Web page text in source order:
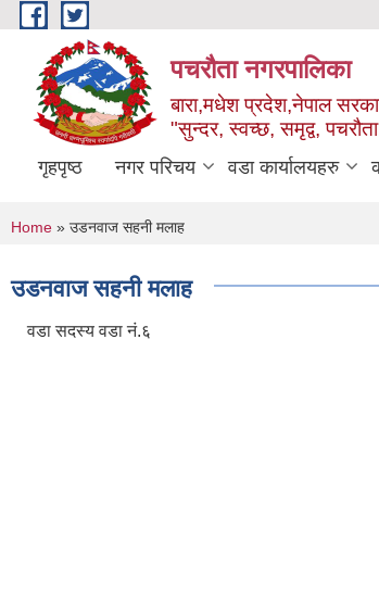
Skip to main content
पचरौता नगरपालिका
बारा,मधेश प्रदेश,नेपाल
"सुन्दर, स्वच्छ, समृद्व,
गृहपृष्ठ नगर परिचय वडा कार्यालयहरु
You are here
Home » उडनवाज सहनी मलाह
उडनवाज सहनी मलाह
वडा सदस्य वडा नं.६